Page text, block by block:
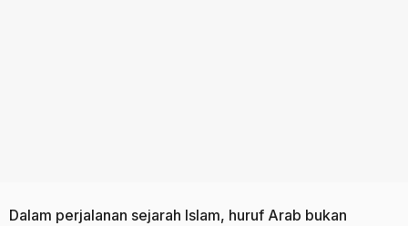
Dalam perjalanan sejarah Islam, huruf Arab bukan